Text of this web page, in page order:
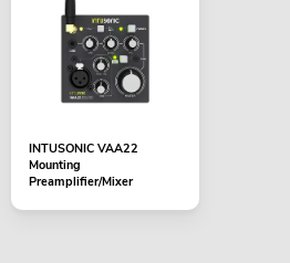
INTUSONIC VAA22
Mounting
Preamplifier/Mixer